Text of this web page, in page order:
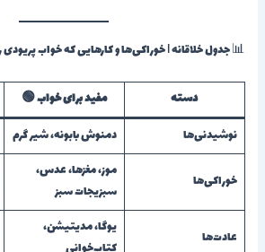
📊 جدول خلاقانه | خوراکی‌ها و کارهایی که خواب
دسته مفید برای خواب 🟢
نوشیدنی‌ها
دمنوش بابونه، شیر گرم
خوراکی‌ها
موز، مغزها، عدس،
سبزیجات سبز
عادت‌ها
یوگا، مدیتیشن،